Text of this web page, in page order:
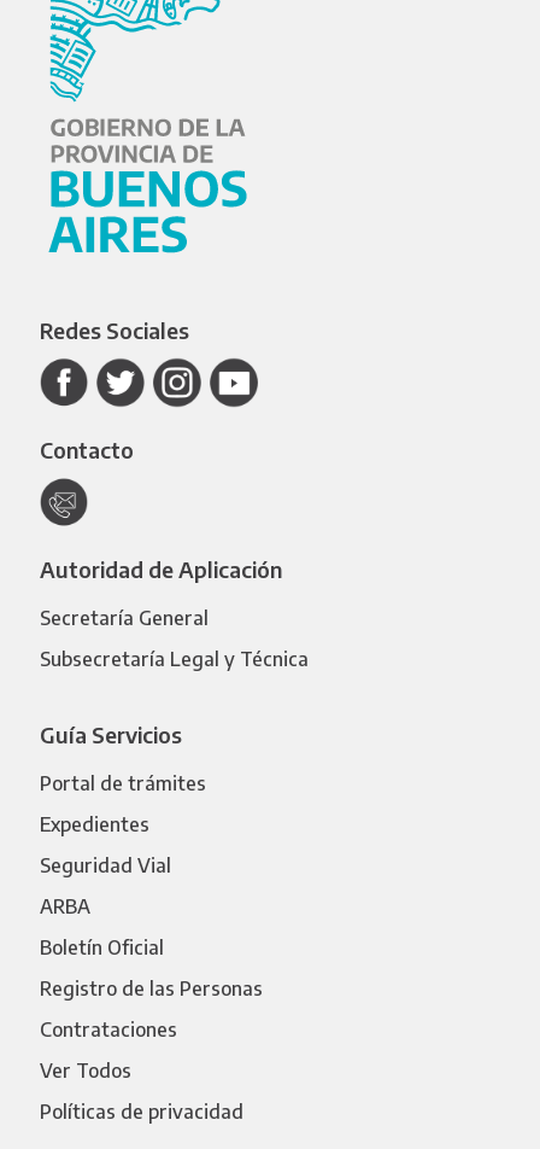
Redes Sociales
Contacto
Autoridad de Aplicación
Secretaría General
Subsecretaría Legal y Técnica
Guía Servicios
Portal de trámites
Expedientes
Seguridad Vial
ARBA
Boletín Oficial
Registro de las Personas
Contrataciones
Ver Todos
Políticas de privacidad